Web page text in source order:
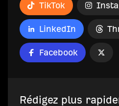
TikTok
LinkedIn
Facebook
Rédigez plus